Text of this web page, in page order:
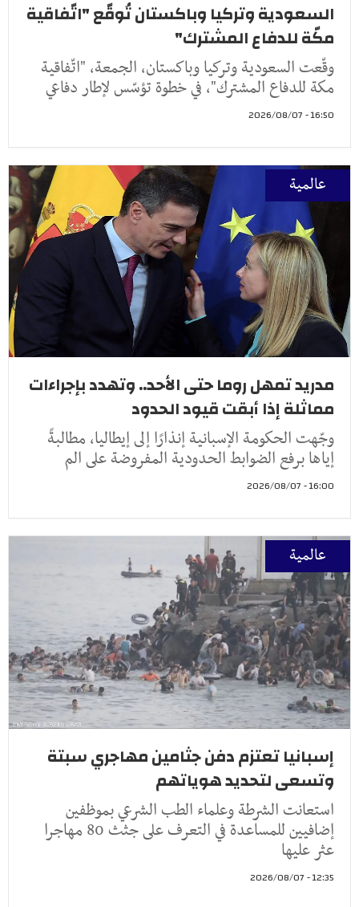
السعودية وتركيا وباكستان تُوقّع "اتّفاقية
مكّة للدفاع المشترك"
وقّعت السعودية وتركيا وباكستان، الجمعة، "اتّفاقية
مكة للدفاع المشترك"، في خطوة تؤسّس لإطار دفاعي
16:50 - 2026/08/07
عالمية
مدريد تمهل روما حتى الأحد.. وتهدد بإجراءات
مماثلة إذا أبقت قيود الحدود
وجّهت الحكومة الإسبانية إنذارًا إلى إيطاليا، مطالبةً
إياها برفع الضوابط الحدودية المفروضة على الم
16:00 - 2026/08/07
عالمية
إسبانيا تعتزم دفن جثامين مهاجري سبتة
وتسعى لتحديد هوياتهم
استعانت الشرطة وعلماء الطب الشرعي بموظفين
إضافيين للمساعدة في التعرف على جثث 80 مهاجرا
عثر عليها
12:35 - 2026/08/07